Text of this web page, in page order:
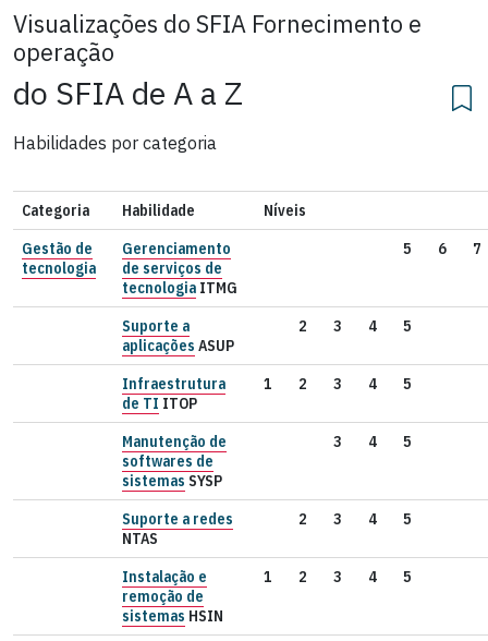
Visualizações do SFIA Fornecimento e
operação
do SFIA de A a Z
Habilidades por categoria
Categoria Habilidade
Níveis
Gestão de
tecnologia
Gerenciamento
de serviços de
tecnologia ITMG
5 6 7
Suporte a
aplicações ASUP
2 3 4 5
Infraestrutura
de TI ITOP
1 2 3 4 5
Manutenção de
softwares de
sistemas SYSP
3 4 5
Suporte a redes
NTAS
2 3 4 5
Instalação e
remoção de
sistemas HSIN
1 2 3 4 5